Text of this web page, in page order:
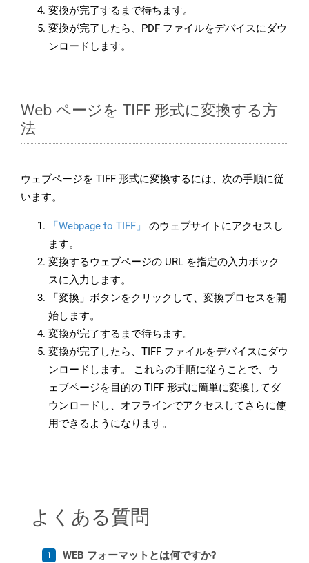
変換が完了するまで待ちます。
変換が完了したら、PDF ファイルをデバイスにダウ
ンロードします。
Web ページを TIFF 形式に変換する方
法
ウェブページを TIFF 形式に変換するには、次の手順に従
います。
「Webpage to TIFF」
のウェブサイトにアクセスし
ます。
変換するウェブページの URL を指定の入力ボック
スに入力します。
「変換」ボタンをクリックして、変換プロセスを開
始します。
変換が完了するまで待ちます。
変換が完了したら、TIFF ファイルをデバイスにダウ
ンロードします。 これらの手順に従うことで、ウ
ェブページを目的の TIFF 形式に簡単に変換してダ
ウンロードし、オフラインでアクセスしてさらに使
用できるようになります。
よくある質問
WEB フォーマットとは何ですか?